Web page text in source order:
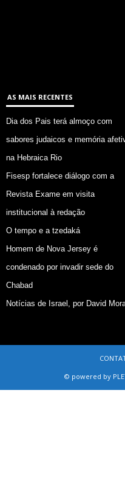
AS MAIS RECENTES
Dia dos Pais terá almoço com
sabores judaicos e memória
na Hebraica Rio
Fisesp fortalece diálogo com a
Revista Exame em visita
institucional à redação
O tempo e a tzedaká
Homem de Nova Jersey é
condenado por invadir sede do
Chabad
Notícias de Israel, por David
© powered by